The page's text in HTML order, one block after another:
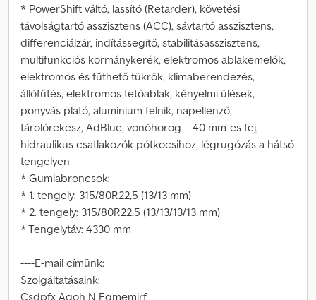
* PowerShift váltó, lassító (Retarder), követési
távolságtartó asszisztens (ACC), sávtartó asszisztens,
differenciálzár, indítássegítő, stabilitásasszisztens,
multifunkciós kormánykerék, elektromos ablakemelők,
elektromos és fűthető tükrök, klímaberendezés,
állófűtés, elektromos tetőablak, kényelmi ülések,
ponyvás plató, alumínium felnik, napellenző,
tárolórekesz, AdBlue, vonóhorog – 40 mm-es fej,
hidraulikus csatlakozók pótkocsihoz, légrugózás a hátsó
tengelyen
* Gumiabroncsok:
* 1. tengely: 315/80R22,5 (13/13 mm)
* 2. tengely: 315/80R22,5 (13/13/13/13 mm)
* Tengelytáv: 4330 mm
----E-mail címünk:
Szolgáltatásaink:
Csdpfx Agoh N Eqmemjrf